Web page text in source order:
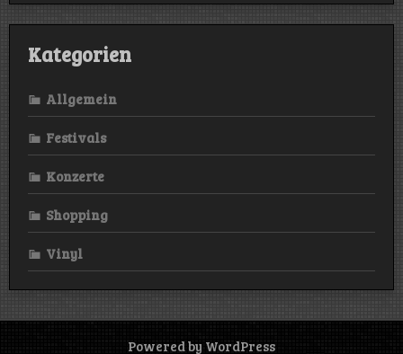
Kategorien
Allgemein
Festivals
Konzerte
Shopping
Vinyl
Powered by WordPress